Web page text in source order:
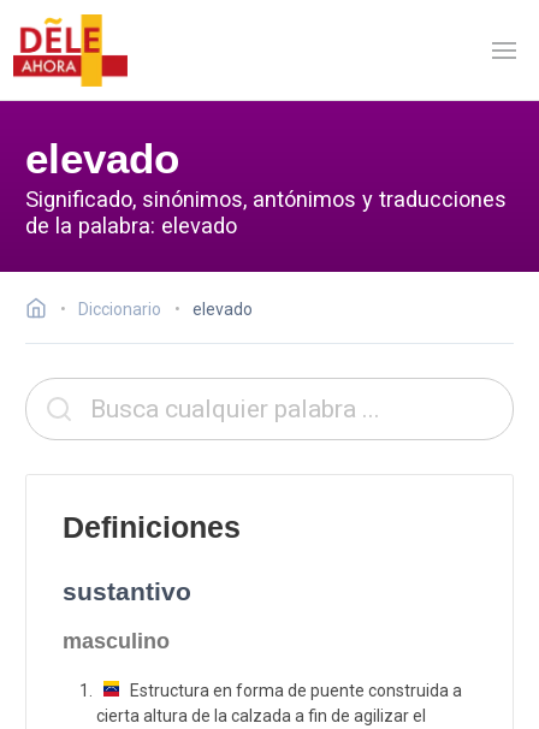
elevado
Significado, sinónimos, antónimos y traducciones
de la palabra: elevado
Diccionario elevado
Definiciones
sustantivo
masculino
Estructura en forma de puente construida a
cierta altura de la calzada a fin de agilizar el